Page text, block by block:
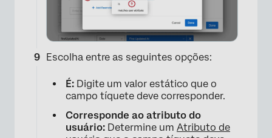
×
Escolha entre as seguintes opções:
É: Digite um valor estático que o
campo tíquete deve corresponder.
Corresponde ao atributo do
usuário: Determine um Atributo de